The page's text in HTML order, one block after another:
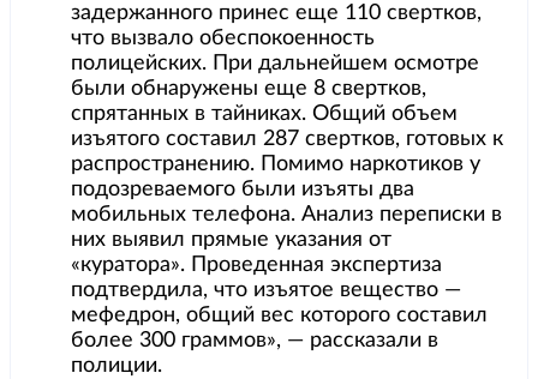
задержанного принес еще 110 свертков,
что вызвало обеспокоенность
полицейских. При дальнейшем осмотре
были обнаружены еще 8 свертков,
спрятанных в тайниках. Общий объем
изъятого составил 287 свертков, готовых к
распространению. Помимо наркотиков у
подозреваемого были изъяты два
мобильных телефона. Анализ переписки в
них выявил прямые указания от
«куратора». Проведенная экспертиза
подтвердила, что изъятое вещество —
мефедрон, общий вес которого составил
более 300 граммов», — рассказали в
полиции.